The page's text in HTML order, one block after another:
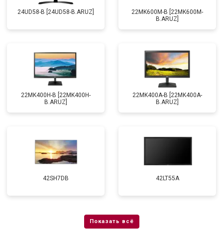
24UD58-B [24UD58-B.ARUZ]
22MK600M-B [22MK600M-
B.ARUZ]
22MK400H-B [22MK400H-
B.ARUZ]
22MK400A-B [22MK400A-
B.ARUZ]
42SH7DB 42LT55A